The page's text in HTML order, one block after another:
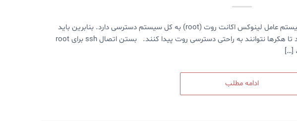
امنیت سرور لینوکس: امن سازی لاگین روت در سیستم عامل لینوکس اکانت روت (root) به کل سیستم دسترسی دارد. بنابرین باید
دسترسی به روت تا حد امکان محدود و دشوار باشد تا هکرها نتوانند به راحتی دسترسی روت پیدا کنند. بستن اتصال ssh برای root
ادامه مطلب